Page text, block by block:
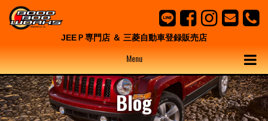
JEEＰ専門店 ＆ 三菱自動車登録販売店
Menu
Blog